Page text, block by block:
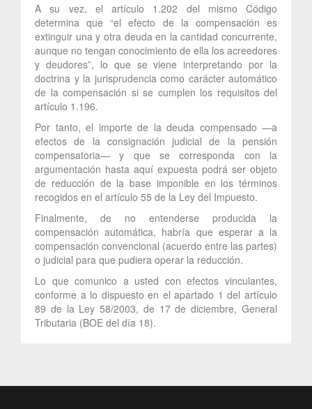
A su vez, el artículo 1.202 del mismo Código
determina que “el efecto de la compensación es
extinguir una y otra deuda en la cantidad concurrente,
aunque no tengan conocimiento de ella los acreedores
y deudores”, lo que se viene interpretando por la
doctrina y la jurisprudencia como carácter automático
de la compensación si se cumplen los requisitos del
artículo 1.196.
Por tanto, el importe de la deuda compensado —a
efectos de la consignación judicial de la pensión
compensatoria— y que se corresponda con la
argumentación hasta aquí expuesta podrá ser objeto
de reducción de la base imponible en los términos
recogidos en el artículo 55 de la Ley del Impuesto.
Finalmente, de no entenderse producida la
compensación automática, habría que esperar a la
compensación convencional (acuerdo entre las partes)
o judicial para que pudiera operar la reducción.
Lo que comunico a usted con efectos vinculantes,
conforme a lo dispuesto en el apartado 1 del artículo
89 de la Ley 58/2003, de 17 de diciembre, General
Tributaria (BOE del día 18).